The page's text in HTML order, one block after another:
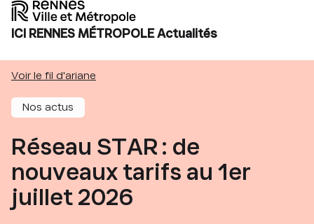
ICI RENNES MÉTROPOLE Actualités
Voir le fil d'ariane
Réseau STAR : de
nouveaux tarifs au 1er
juillet 2026
Nos actus